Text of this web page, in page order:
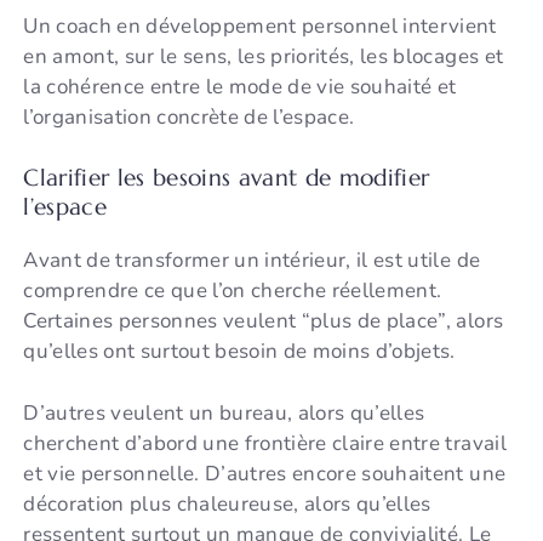
Un coach en développement personnel intervient
en amont, sur le sens, les priorités, les blocages et
la cohérence entre le mode de vie souhaité et
l’organisation concrète de l’espace.
Clarifier les besoins avant de modifier
l’espace
Avant de transformer un intérieur, il est utile de
comprendre ce que l’on cherche réellement.
Certaines personnes veulent “plus de place”, alors
qu’elles ont surtout besoin de moins d’objets.
D’autres veulent un bureau, alors qu’elles
cherchent d’abord une frontière claire entre travail
et vie personnelle. D’autres encore souhaitent une
décoration plus chaleureuse, alors qu’elles
ressentent surtout un manque de convivialité. Le